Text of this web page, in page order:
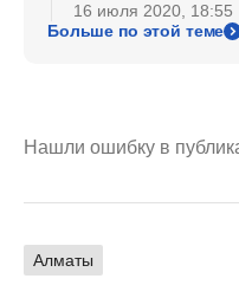
16 июля 2020, 18:55
Больше по этой теме
Нашли ошибку в
Алматы